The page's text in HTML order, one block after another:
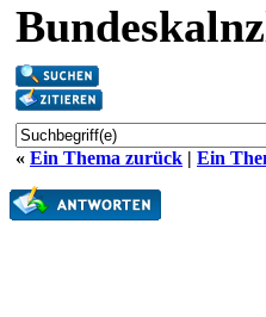
« Ein Thema zurück | Ein